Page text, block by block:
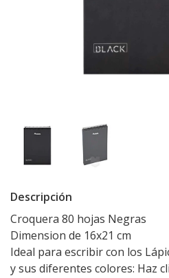
Descripción
Croquera 80 hojas Negras
Dimension de 16x21 cm
Ideal para escribir con los
y sus diferentes colores: Haz